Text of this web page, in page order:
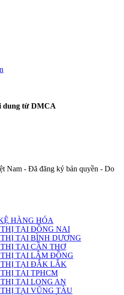
dung từ DMCA
Nam - Đã đăng ký bản quyền - Do
HÀNG HÓA
THỊ TẠI ĐỒNG NAI
TẠI BÌNH DƯƠNG
TẠI CẦN THƠ
THỊ TẠI LÂM ĐỒNG
THỊ TẠI ĐẮK LẮK
TẠI TPHCM
TẠI LONG AN
TẠI VŨNG TÀU